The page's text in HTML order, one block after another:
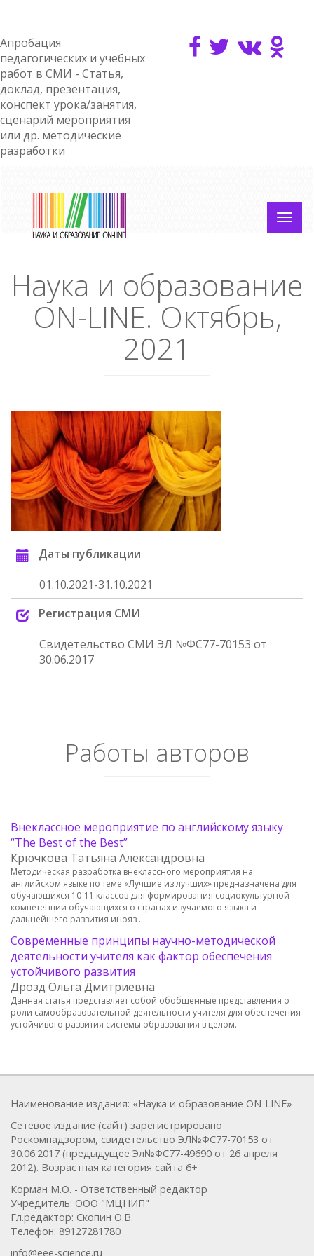
Апробация
педагогических и учебных
работ в СМИ - Статья,
доклад, презентация,
конспект урока/занятия,
сценарий мероприятия
или др. методические
разработки
Наука и образование
ON-LINE. Октябрь,
2021
Даты публикации
01.10.2021-31.10.2021
Регистрация СМИ
Свидетельство СМИ ЭЛ №ФС77-70153 от
30.06.2017
Работы авторов
Внеклассное мероприятие по английскому языку
“The Best of the Best”
Крючкова Татьяна Александровна
Методическая разработка внеклассного мероприятия на
английском языке по теме «Лучшие из лучших» предназначена для
обучающихся 10-11 классов для формирования социокультурной
компетенции обучающихся о странах изучаемого языка и
дальнейшего развития инояз …
Современные принципы научно-методической
деятельности учителя как фактор обеспечения
устойчивого развития
Дрозд Ольга Дмитриевна
Данная статья представляет собой обобщенные представления о
роли самообразовательной деятельности учителя для обеспечения
устойчивого развития системы образования в целом.
Наименование издания: «Наука и образование ON-LINE»
Сетевое издание (сайт) зарегистрировано
Роскомнадзором, свидетельство ЭЛ№ФС77-70153 от
30.06.2017 (предыдущее Эл№ФC77-49690 от 26 апреля
2012). Возрастная категория сайта 6+
Корман М.О. - Ответственный редактор
Учредитель: ООО "МЦНИП"
Гл.редактор: Скопин О.В.
Телефон: 89127281780
info@eee-science.ru